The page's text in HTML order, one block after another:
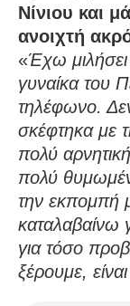
Νίνιου και
ανοιχτή
«Έχω
γυναίκα του
τηλέφωνο.
σκέφτηκα με
πολύ
πολύ
την εκπομπή
καταλαβαίνω
για τόσο
ξέρουμε,